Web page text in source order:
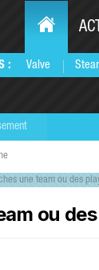
: Valve
une team ou des
ou